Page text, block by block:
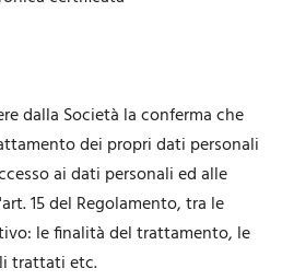
dalla Società la conferma che
dei propri dati personali
ai dati personali ed alle
15 del Regolamento, tra le
le finalità del trattamento, le
trattati etc.